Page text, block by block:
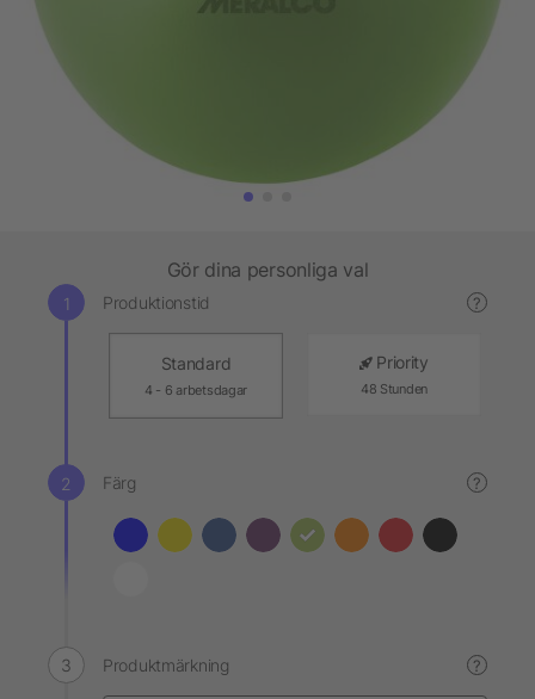
Gör dina personliga val
Produktionstid ?
Standard
4 - 6 arbetsdagar
Priority
48 Stunden
Färg ?
Produktmärkning ?